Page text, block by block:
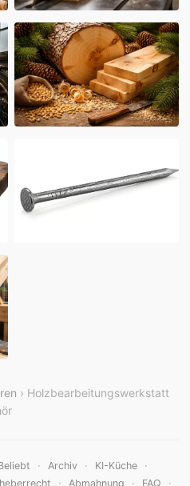
› Holzbearbeitungswerkstatt
· Archiv · KI-Küche ·
· Abmahnung · FAQ ·